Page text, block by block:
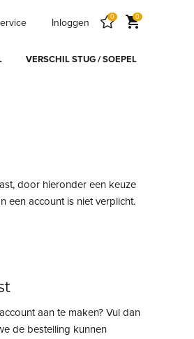
VERSCHIL STUG / SOEPEL
Inloggen
0 0
door hieronder een keuze
een account is niet verplicht.
aan te maken? Vul dan
de bestelling kunnen